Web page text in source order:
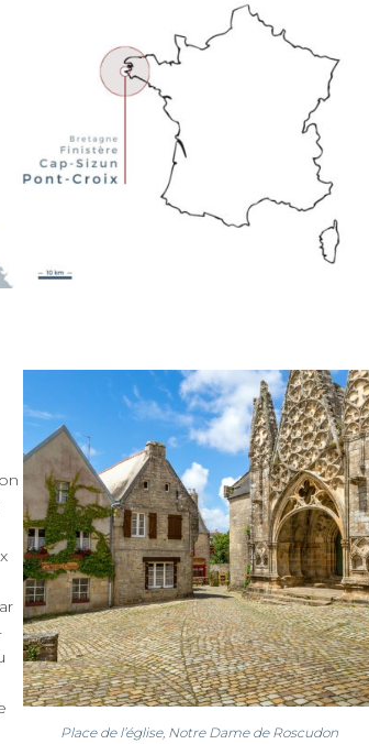
Place de l’église, Notre Dame de Roscudon